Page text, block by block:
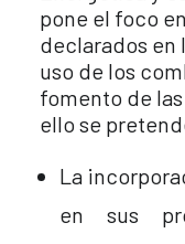
pone el foco
declarados en
uso de los
fomento de
ello se
La
en sus